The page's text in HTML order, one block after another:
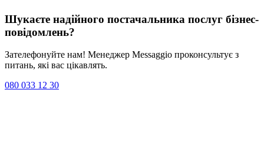
Шукаєте надійного постачальника послуг бізнес-
повідомлень?
Зателефонуйте нам! Менеджер Messaggio проконсультує з
питань, які вас цікавлять.
080 033 12 30